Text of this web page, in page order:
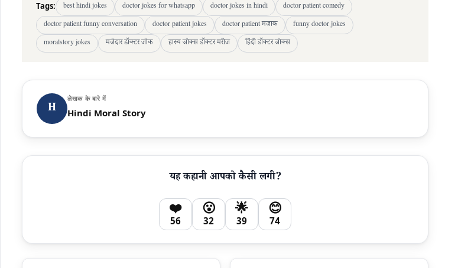
Tags: best hindi jokes doctor jokes for whatsapp doctor jokes in hindi
doctor patient comedy
doctor patient funny conversation
doctor patient jokes doctor patient मजाक
funny doctor jokes
moralstory jokes
मजेदार डॉक्टर जोक हास्य जोक्स डॉक्टर मरीज हिंदी डॉक्टर जोक्स
H
लेखक के बारे में
Hindi Moral Story
यह कहानी आपको कैसी लगी?
❤️
56
😮
32
🌟
39
😊
74